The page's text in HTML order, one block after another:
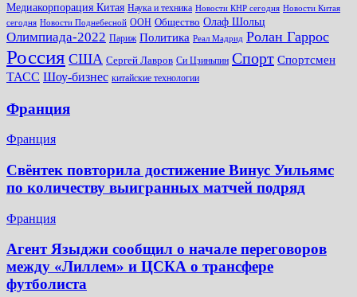
Медиакорпорация Китая Наука и техника Новости КНР сегодня Новости Китая
сегодня Новости Поднебесной ООН Общество Олаф Шольц
Олимпиада-2022 Париж Политика Реал Мадрид Ролан Гаррос
Россия США Сергей Лавров Си Цзиньпин Спорт Спортсмен
ТАСС Шоу-бизнес китайские технологии
Франция
Франция
Свёнтек повторила достижение Винус Уильямс
по количеству выигранных матчей подряд
Франция
Агент Языджи сообщил о начале переговоров
между «Лиллем» и ЦСКА о трансфере
футболиста